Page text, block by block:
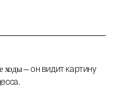
ходы— он видит картину